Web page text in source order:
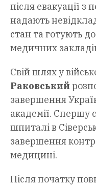
після евакуації з
надають
стан та готують
медичних
Свій шлях у
Раковський
завершення
академії. Спершу
шпиталі в
завершення
медицині.
Після початку